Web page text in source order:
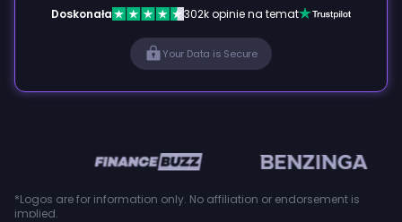
Doskonała 302k opinie na temat
Your Data is Secure
*Logos are for information only. No affiliation or endorsement is
implied.